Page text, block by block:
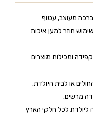
מעוצב, עטוף
חוזר למען איכות
ומכילות מוצרים
או לבית היולדת.
מרשים.
ליולדת לכל חלקי הארץ